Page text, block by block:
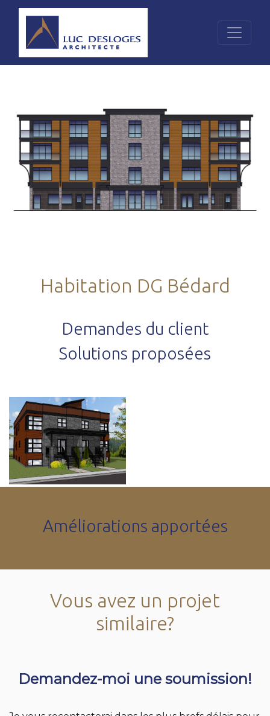
Habitation DG Bédard
Demandes du client
Solutions proposées
Améliorations apportées
Vous avez un projet
similaire?
Demandez-moi une soumission!